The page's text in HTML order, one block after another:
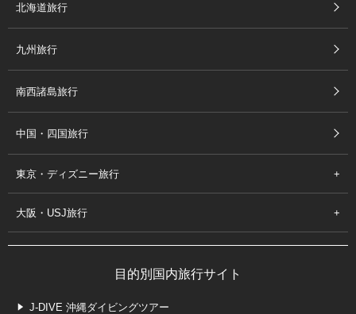
北海道旅行
九州旅行
南西諸島旅行
中国・四国旅行
東京・ディズニー旅行
大阪・USJ旅行
目的別国内旅行サイト
J-DIVE 沖縄ダイビングツアー